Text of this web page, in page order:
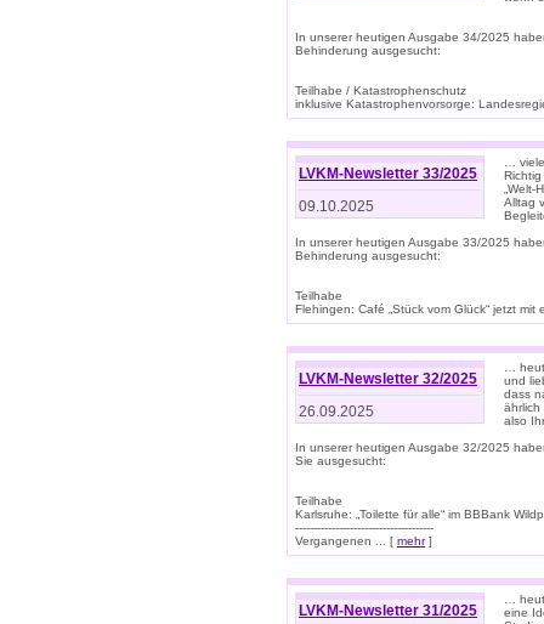
In unserer heutigen Ausgabe 34/2025
Behinderung ausgesucht:
Teilhabe / Katastrophenschutz
inklusive Katastrophenvorsorge:
LVKM-Newsletter 33/2025
09.10.2025
…
Alltag
In unserer heutigen Ausgabe 33/2025
Behinderung ausgesucht:
Teilhabe
Flehingen: Café „Stück vom Glück“ jetzt mit
LVKM-Newsletter 32/2025
26.09.2025
…
und
dass
ährlich
also
In unserer heutigen Ausgabe 32/2025
Sie ausgesucht:
Teilhabe
Karlsruhe: „Toilette für alle“ im BBBank
--------------------------------------
Vergangenen ... [ mehr]
LVKM-Newsletter 31/2025
…
eine